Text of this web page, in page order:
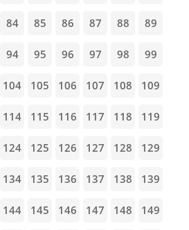
84 85 86 87 88 89
94 95 96 97 98 99
104 105 106 107 108 109
114 115 116 117 118 119
124 125 126 127 128 129
134 135 136 137 138 139
144 145 146 147 148 149